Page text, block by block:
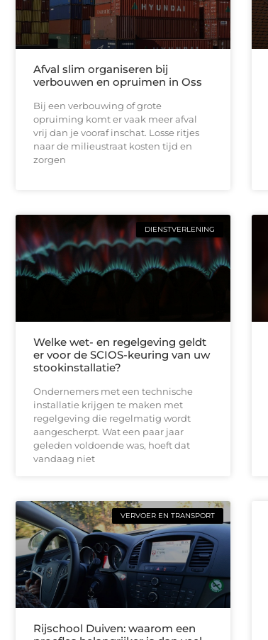
Afval slim organiseren bij
verbouwen en opruimen in Oss
Bij een verbouwing of grote
opruiming komt er vaak meer afval
vrij dan je vooraf inschat. Losse ritjes
naar de milieustraat kosten tijd en
zorgen
DIENSTVERLENING
Welke wet- en regelgeving geldt
er voor de SCIOS-keuring van uw
stookinstallatie?
Ondernemers met een technische
installatie krijgen te maken met
regelgeving die regelmatig wordt
aangescherpt. Wat een paar jaar
geleden voldoende was, hoeft dat
vandaag niet
VERVOER EN TRANSPORT
Rijschool Duiven: waarom een